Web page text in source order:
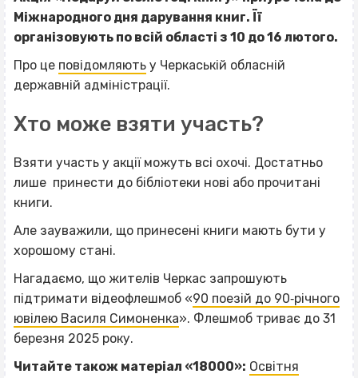
Міжнародного дня дарування книг. Її
організовують по всій області з 10 до 16 лютого.
Про це повідомляють у Черкаській обласній
державній адміністрації.
Хто може взяти участь?
Взяти участь у акції можуть всі охочі. Достатньо
лише принести до бібліотеки нові або прочитані
книги.
Але зауважили, що принесені книги мають бути у
хорошому стані.
Нагадаємо, що жителів Черкас запрошують
підтримати відеофлешмоб «90 поезій до 90‐річного
ювілею Василя Симоненка». Флешмоб триває до 31
березня 2025 року.
Читайте також матеріал «18000»: Освітня